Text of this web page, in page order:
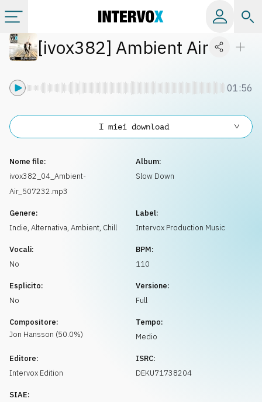
Categorie
Album
Playlist
Licenze
Info
[ivox382] Ambient Air
01:56
Nome file:
ivox382_04_Ambient-
Air_507232.mp3
Album:
Slow Down
Genere:
Indie, Alternativa, Ambient, Chill
Label:
Intervox Production Music
Vocali:
No
BPM:
110
Esplicito:
No
Versione:
Full
Compositore:
Jon Hansson (50.0%)
Tempo:
Medio
Editore:
Intervox Edition
ISRC:
DEKU71738204
SIAE:
I miei download